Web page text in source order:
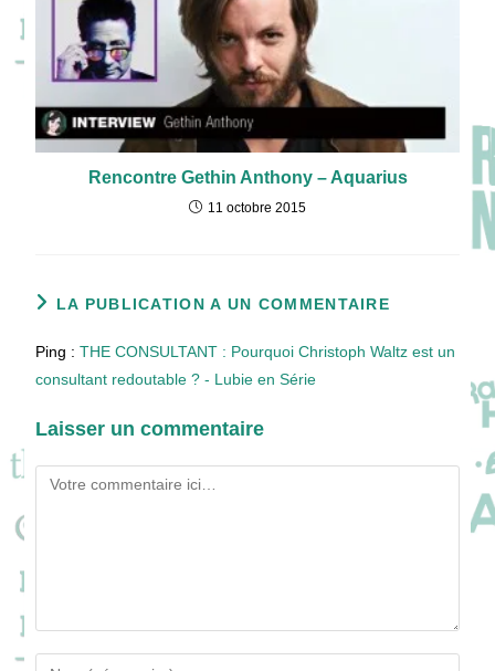
Rencontre Gethin Anthony – Aquarius
11 octobre 2015
LA PUBLICATION A UN COMMENTAIRE
Ping :THE CONSULTANT : Pourquoi Christoph Waltz est un
consultant redoutable ? - Lubie en Série
Laisser un commentaire
Comment
Enter